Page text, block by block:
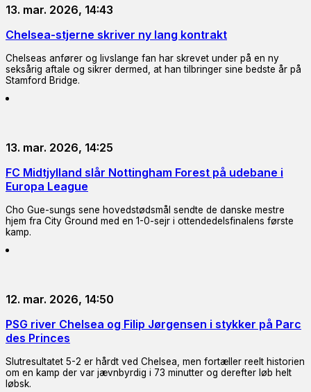
13. mar. 2026, 14:43
Chelsea-stjerne skriver ny lang kontrakt
Chelseas anfører og livslange fan har skrevet under på en ny
seksårig aftale og sikrer dermed, at han tilbringer sine bedste år på
Stamford Bridge.
13. mar. 2026, 14:25
FC Midtjylland slår Nottingham Forest på udebane i
Europa League
Cho Gue-sungs sene hovedstødsmål sendte de danske mestre
hjem fra City Ground med en 1-0-sejr i ottendedelsfinalens første
kamp.
12. mar. 2026, 14:50
PSG river Chelsea og Filip Jørgensen i stykker på Parc
des Princes
Slutresultatet 5-2 er hårdt ved Chelsea, men fortæller reelt historien
om en kamp der var jævnbyrdig i 73 minutter og derefter løb helt
løbsk.